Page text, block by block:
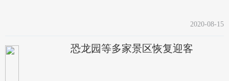
2020-08-15
恐龙园等多家景区恢复迎客